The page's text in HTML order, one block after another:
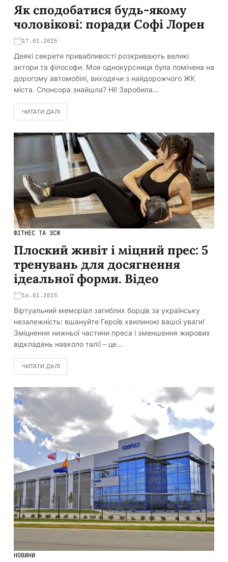
Як сподобатися будь-якому
чоловікові: поради Софі Лорен
17.01.2025
Деякі секрети привабливості розкривають великі
актори та філософи. Моя однокурсниця була помічена на
дорогому автомобілі, виходячи з найдорожчого ЖК
міста. Спонсора знайшла? Ні! Заробила…
ЧИТАТИ ДАЛІ
ФІТНЕС ТА ЗСЖ
Плоский живіт і міцний прес: 5
тренувань для досягнення
ідеальної форми. Відео
16.01.2025
Віртуальний меморіал загиблих борців за українську
незалежність: вшануйте Героїв хвилиною вашої уваги!
Зміцнення нижньої частини преса і зменшення жирових
відкладень навколо талії – це…
ЧИТАТИ ДАЛІ
НОВИНИ